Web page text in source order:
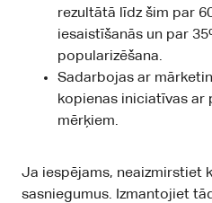
rezultātā līdz šim par
iesaistīšanās un par
popularizēšana.
Sadarbojas ar
kopienas iniciatīvas ar
mērķiem.
Ja iespējams, neaizmirstiet
sasniegumus. Izmantojiet